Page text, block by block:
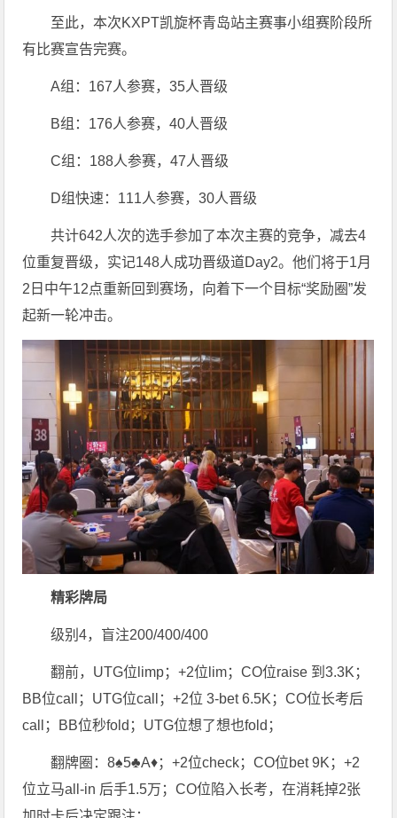
至此，本次KXPT凯旋杯青岛站主赛事小组赛阶段所
有比赛宣告完赛。
A组：167人参赛，35人晋级
B组：176人参赛，40人晋级
C组：188人参赛，47人晋级
D组快速：111人参赛，30人晋级
共计642人次的选手参加了本次主赛的竞争，减去4
位重复晋级，实记148人成功晋级道Day2。他们将于1月
2日中午12点重新回到赛场，向着下一个目标“奖励圈”发
起新一轮冲击。
精彩牌局
级别4，盲注200/400/400
翻前，UTG位limp；+2位lim；CO位raise 到3.3K；
BB位call；UTG位call；+2位 3-bet 6.5K；CO位长考后
call；BB位秒fold；UTG位想了想也fold；
翻牌圈：8♠5♣A♦；+2位check；CO位bet 9K；+2
位立马all-in 后手1.5万；CO位陷入长考，在消耗掉2张